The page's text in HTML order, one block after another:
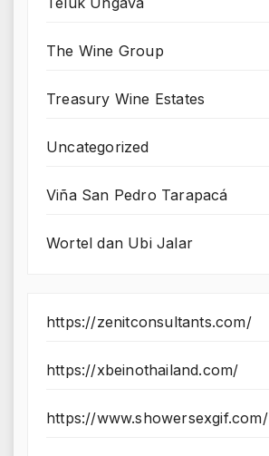
The Wine Group
Treasury Wine Estates
Uncategorized
Viña San Pedro Tarapacá
Wortel dan Ubi Jalar
https://zenitconsultants.com/
https://xbeinothailand.com/
https://www.showersexgif.com/